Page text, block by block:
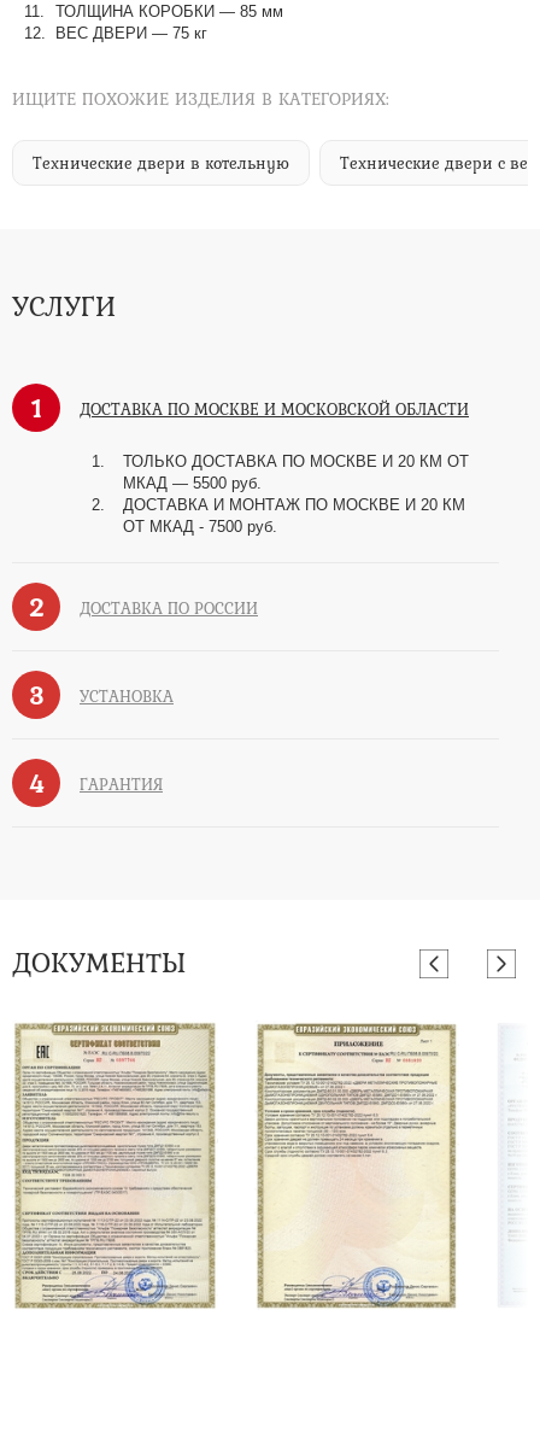
ТОЛЩИНА КОРОБКИ — 85 мм
ВЕС ДВЕРИ — 75 кг
ИЩИТЕ ПОХОЖИЕ ИЗДЕЛИЯ В КАТЕГОРИЯХ:
Технические двери в котельную Технические двери с
УСЛУГИ
1 ДОСТАВКА ПО МОСКВЕ И МОСКОВСКОЙ ОБЛАСТИ
ТОЛЬКО ДОСТАВКА ПО МОСКВЕ И 20 КМ ОТ
МКАД — 5500 руб.
ДОСТАВКА И МОНТАЖ ПО МОСКВЕ И 20 КМ
ОТ МКАД - 7500 руб.
2 ДОСТАВКА ПО РОССИИ
3 УСТАНОВКА
4 ГАРАНТИЯ
ДОКУМЕНТЫ